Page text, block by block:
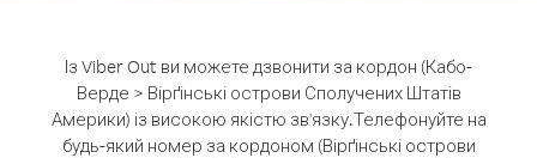
Із Viber Out ви можете дзвонити за кордон (Кабо-
Верде > Вірґінські острови Сполучених Штатів
Америки) із високою якістю зв'язку.Телефонуйте на
будь-який номер за кордоном (Вірґінські острови